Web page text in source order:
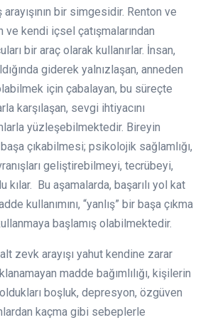
bir simgesidir. Renton ve
ve kendi içsel çatışmalarından
bir araç olarak kullanırlar. İnsan,
giderek yalnızlaşan, anneden
için çabalayan, bu süreçte
karşılaşan, sevgi ihtiyacını
yüzleşebilmektedir. Bireyin
çıkabilmesi; psikolojik sağlamlığı,
geliştirebilmeyi, tecrübeyi,
Bu aşamalarda, başarılı yol kat
kullanımını, “yanlış” bir başa çıkma
başlamış olabilmektedir.
zevk arayışı yahut kendine zarar
madde bağımlılığı, kişilerin
boşluk, depresyon, özgüven
kaçma gibi sebeplerle